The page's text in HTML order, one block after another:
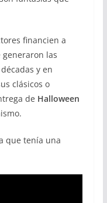
financien a
las
y en
clásicos o
de Halloween
que tenía una